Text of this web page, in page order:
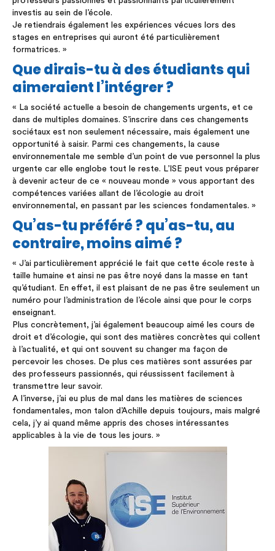
investis au sein de l’école.
Je retiendrais également les expériences vécues lors des
stages en entreprises qui auront été particulièrement
formatrices. »
Que dirais-tu à des étudiants qui
aimeraient l’intégrer ?
« La société actuelle a besoin de changements urgents, et ce
dans de multiples domaines. S’inscrire dans ces changements
sociétaux est non seulement nécessaire, mais également une
opportunité à saisir. Parmi ces changements, la cause
environnementale me semble d’un point de vue personnel la plus
urgente car elle englobe tout le reste. L’ISE peut vous préparer
à devenir acteur de ce « nouveau monde » vous apportant des
compétences variées allant de l’écologie au droit
environnemental, en passant par les sciences fondamentales. »
Qu’as-tu préféré ? qu’as-tu, au
contraire, moins aimé ?
« J’ai particulièrement apprécié le fait que cette école reste à
taille humaine et ainsi ne pas être noyé dans la masse en tant
qu’étudiant. En effet, il est plaisant de ne pas être seulement un
numéro pour l’administration de l’école ainsi que pour le corps
enseignant.
Plus concrètement, j’ai également beaucoup aimé les cours de
droit et d’écologie, qui sont des matières concrètes qui collent
à l’actualité, et qui ont souvent su changer ma façon de
percevoir les choses. De plus ces matières sont assurées par
des professeurs passionnés, qui réussissent facilement à
transmettre leur savoir.
A l’inverse, j’ai eu plus de mal dans les matières de sciences
fondamentales, mon talon d’Achille depuis toujours, mais malgré
cela, j’y ai quand même appris des choses intéressantes
applicables à la vie de tous les jours. »